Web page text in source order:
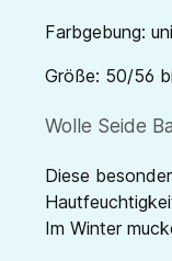
Farbgebung:
Größe: 50/56
Wolle Seide
Diese
Im Winter